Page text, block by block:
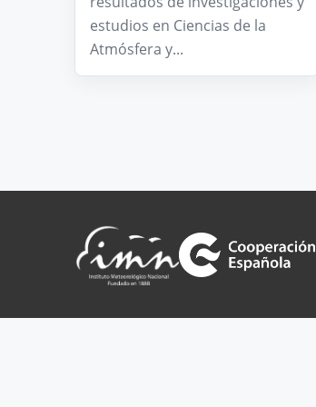
estudios en Ciencias de la
Atmósfera y...